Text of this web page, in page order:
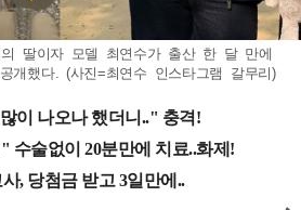
의 딸이자 모델 최연수가 출산 한 달 만에
개했다. (사진=최연수 인스타그램 갈무리)